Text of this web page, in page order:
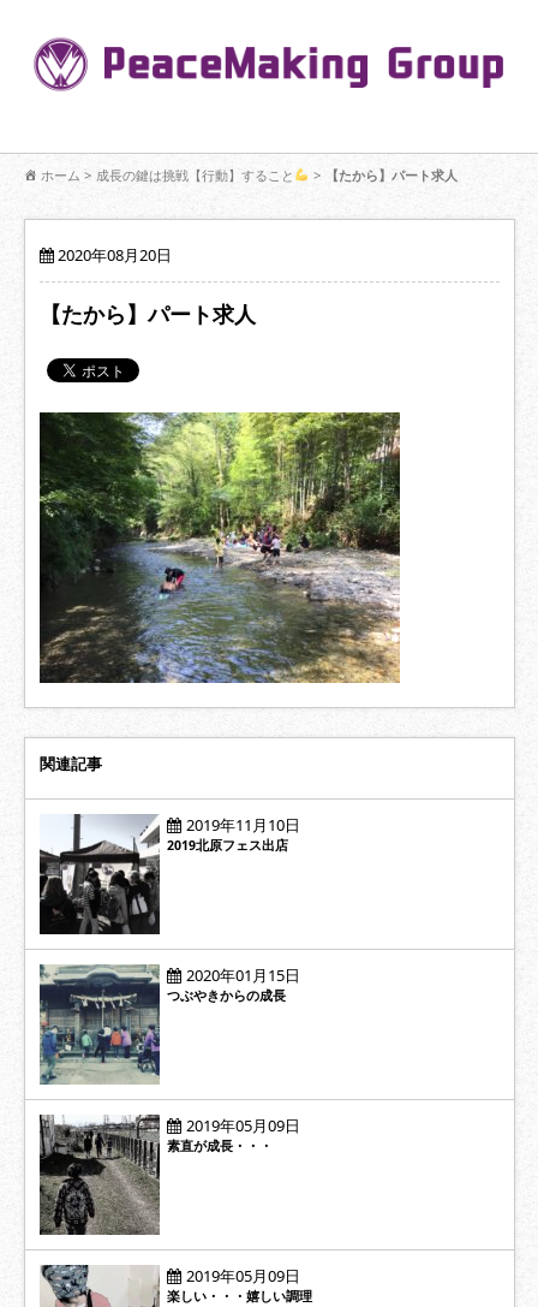
【公式】PeaceMaking Groupはお客様には一対一で向き合い、ご家族
を意図したコミュニケーションを大切にし【家族の絆】に寄り添いま
ホーム > 成長の鍵は挑戦【行動】すること > 【たから】パート求人
2020年08月20日
【たから】パート求人
関連記事
2019年11月10日
2019北原フェス出店
2020年01月15日
つぶやきからの成長
2019年05月09日
素直が成長・・・
2019年05月09日
楽しい・・・嬉しい調理